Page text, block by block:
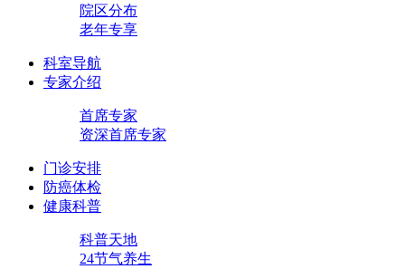
院区分布
老年专享
科室导航
专家介绍
首席专家
资深首席专家
门诊安排
防癌体检
健康科普
科普天地
24节气养生